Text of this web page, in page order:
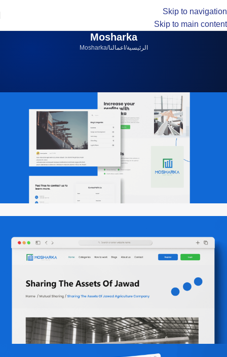
Skip to navigation
Skip to main content
Mosharka
الرئيسية اعمالنا Mosharka